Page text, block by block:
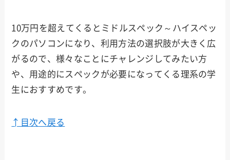
10万円を超えてくるとミドルスペック～ハイスペッ
クのパソコンになり、利用方法の選択肢が大きく広
がるので、様々なことにチャレンジしてみたい方
や、用途的にスペックが必要になってくる理系の学
生におすすめです。
↑目次へ戻る